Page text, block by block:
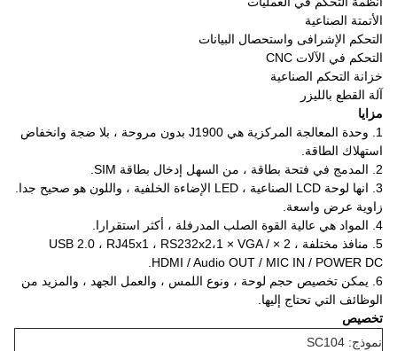
الأتمتة الصناعية
التحكم الإشرافى واستحصال البيانات
التحكم في الآلات CNC
خزانة التحكم الصناعية
آلة القطع بالليزر
مزايا
1. وحدة المعالجة المركزية هي J1900 بدون مروحة ، بلا ضجة وانخفاض
استهلاك الطاقة.
2. المدمج في فتحة بطاقة ، من السهل إدخال بطاقة SIM.
3. انها لوحة LCD الصناعية ، LED الإضاءة الخلفية ، واللون هو صحيح جدا.
زاوية عرض واسعة.
4. المواد هي عالية القوة الصلب المدرفلة ، أكثر استقرارا.
5. منافذ مختلفة ، 2 × USB 2.0 ، RJ45x1 ، RS232x2،1 × VGA /
HDMI / Audio OUT / MIC IN / POWER DC.
6. يمكن تخصيص حجم لوحة ، ونوع اللمس ، والعمل الجهد ، والمزيد من
الوظائف التي تحتاج إليها.
تخصيص
نموذج: SC104